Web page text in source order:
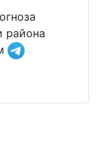
района